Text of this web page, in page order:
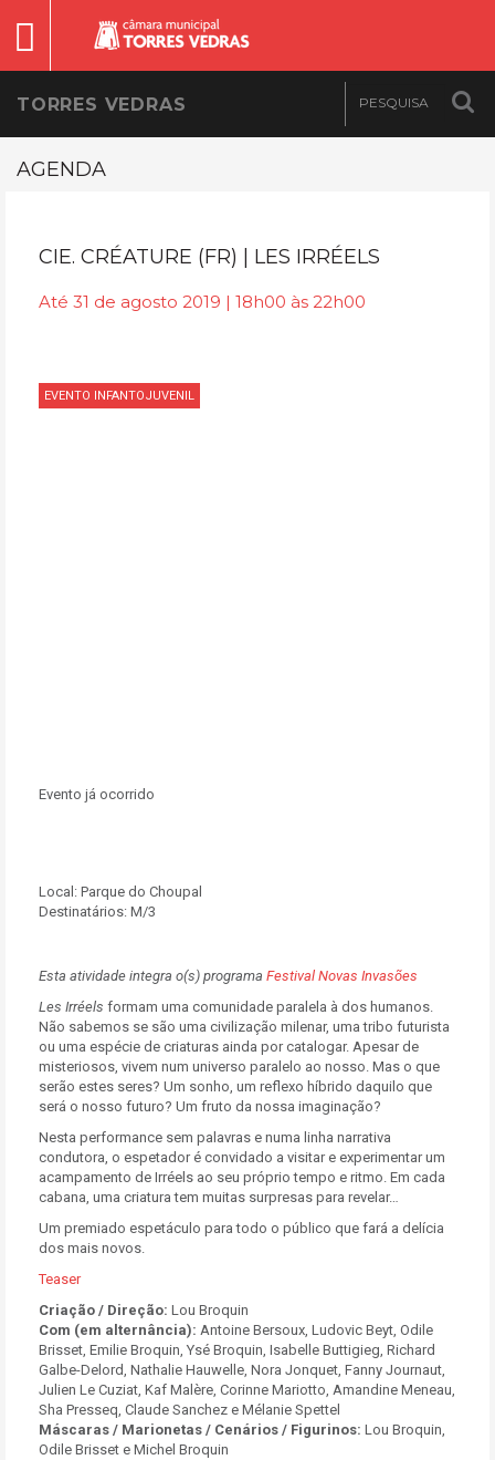
TORRES VEDRAS
AGENDA
CIE. CRÉATURE (FR) | LES IRRÉELS
Até 31 de agosto 2019 | 18h00 às 22h00
EVENTO INFANTOJUVENIL
Evento já ocorrido
Local: Parque do Choupal
Destinatários: M/3
Esta atividade integra o(s) programa Festival Novas Invasões
Les Irréels formam uma comunidade paralela à dos humanos.
Não sabemos se são uma civilização milenar, uma tribo futurista
ou uma espécie de criaturas ainda por catalogar. Apesar de
misteriosos, vivem num universo paralelo ao nosso. Mas o que
serão estes seres? Um sonho, um reflexo híbrido daquilo que
será o nosso futuro? Um fruto da nossa imaginação?
Nesta performance sem palavras e numa linha narrativa
condutora, o espetador é convidado a visitar e experimentar um
acampamento de Irréels ao seu próprio tempo e ritmo. Em cada
cabana, uma criatura tem muitas surpresas para revelar…
Um premiado espetáculo para todo o público que fará a delícia
dos mais novos.
Teaser
Criação / Direção: Lou Broquin
Com (em alternância): Antoine Bersoux, Ludovic Beyt, Odile
Brisset, Emilie Broquin, Ysé Broquin, Isabelle Buttigieg, Richard
Galbe-Delord, Nathalie Hauwelle, Nora Jonquet, Fanny Journaut,
Julien Le Cuziat, Kaf Malère, Corinne Mariotto, Amandine Meneau,
Sha Presseq, Claude Sanchez e Mélanie Spettel
Máscaras / Marionetas / Cenários / Figurinos: Lou Broquin,
Odile Brisset e Michel Broquin